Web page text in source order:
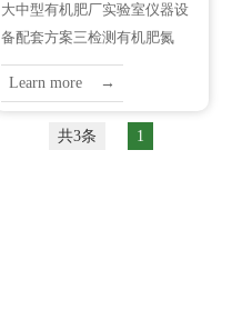
​大中型有机肥厂实验室仪器设
备配套方案三检测有机肥氮
磷、钾、有机质、腐殖酸、缩
二脲、酸碱度(pH)、水分、微
量元素、重金属序号产品名称
规格数量备注1高精度肥料养
Learn more →
共3条 1